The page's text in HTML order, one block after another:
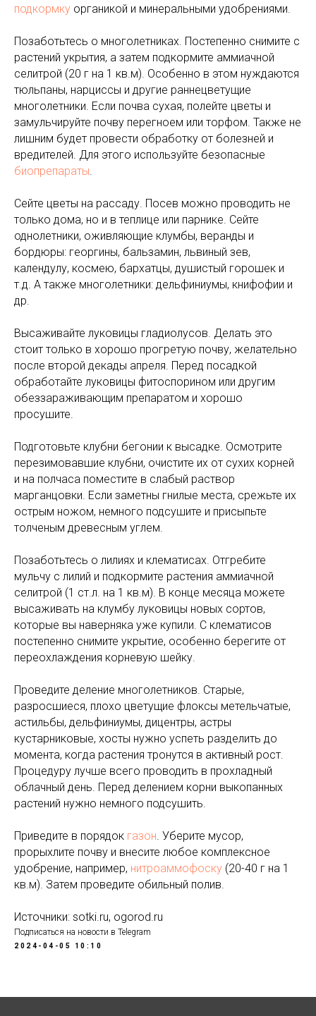
подкормку органикой и минеральными удобрениями.
Позаботьтесь о многолетниках. Постепенно снимите с
растений укрытия, а затем подкормите аммиачной
селитрой (20 г на 1 кв.м). Особенно в этом нуждаются
тюльпаны, нарциссы и другие раннецветущие
многолетники. Если почва сухая, полейте цветы и
замульчируйте почву перегноем или торфом. Также не
лишним будет провести обработку от болезней и
вредителей. Для этого используйте безопасные
биопрепараты.
Сейте цветы на рассаду. Посев можно проводить не
только дома, но и в теплице или парнике. Сейте
однолетники, оживляющие клумбы, веранды и
бордюры: георгины, бальзамин, львиный зев,
календулу, космею, бархатцы, душистый горошек и
т.д. А также многолетники: дельфиниумы, книфофии и
др.
Высаживайте луковицы гладиолусов. Делать это
стоит только в хорошо прогретую почву, желательно
после второй декады апреля. Перед посадкой
обработайте луковицы фитоспорином или другим
обеззараживающим препаратом и хорошо
просушите.
Подготовьте клубни бегонии к высадке. Осмотрите
перезимовавшие клубни, очистите их от сухих корней
и на полчаса поместите в слабый раствор
марганцовки. Если заметны гнилые места, срежьте их
острым ножом, немного подсушите и присыпьте
толченым древесным углем.
Позаботьтесь о лилиях и клематисах. Отгребите
мульчу с лилий и подкормите растения аммиачной
селитрой (1 ст.л. на 1 кв.м). В конце месяца можете
высаживать на клумбу луковицы новых сортов,
которые вы наверняка уже купили. С клематисов
постепенно снимите укрытие, особенно берегите от
переохлаждения корневую шейку.
Проведите деление многолетников. Старые,
разросшиеся, плохо цветущие флоксы метельчатые,
астильбы, дельфиниумы, дицентры, астры
кустарниковые, хосты нужно успеть разделить до
момента, когда растения тронутся в активный рост.
Процедуру лучше всего проводить в прохладный
облачный день. Перед делением корни выкопанных
растений нужно немного подсушить.
Приведите в порядок газон. Уберите мусор,
прорыхлите почву и внесите любое комплексное
удобрение, например, нитроаммофоску (20-40 г на 1
кв.м). Затем проведите обильный полив.
Источники: sotki.ru, ogorod.ru
Подписаться на новости в Telegram
2024-04-05 10:10